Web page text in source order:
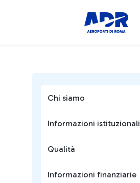
Chi siamo
Informazioni istituzionali
Qualità
Informazioni finanziarie